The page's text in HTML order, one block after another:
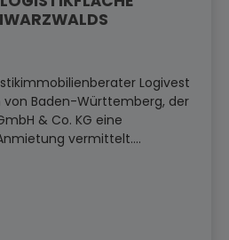
Logivest
von Baden-Württemberg, der
& Co. KG eine
vermittelt....